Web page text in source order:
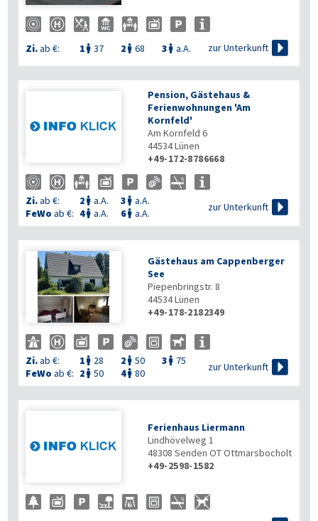
Zi.ab €: 1  37 2  68 3  a.A. zur Unterkunft 
Pension, Gästehaus &
Ferienwohnungen 'Am
Kornfeld'
Am Kornfeld 6
44534Lünen
+49-172-8786668
Zi.ab €: 2  a.A. 3  a.A.
FeWo ab €: 4 a.A. 6 a.A.
zur Unterkunft 
Gästehaus am Cappenberger
See
Piepenbringstr. 8
44534Lünen
+49-178-2182349
Zi.ab €: 1  28 2  50 3  75
FeWo ab €: 2  50 4 80
zur Unterkunft 
Ferienhaus Liermann
Lindhövelweg 1
48308 Senden OT Ottmarsbocholt
+49-2598-1582